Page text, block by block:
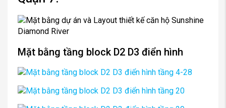
Mặt bằng tầng block D2 D3 điển hình